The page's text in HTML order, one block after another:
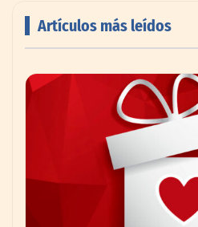
AMANAC celebra su
impulsando la
Artículos más leídos